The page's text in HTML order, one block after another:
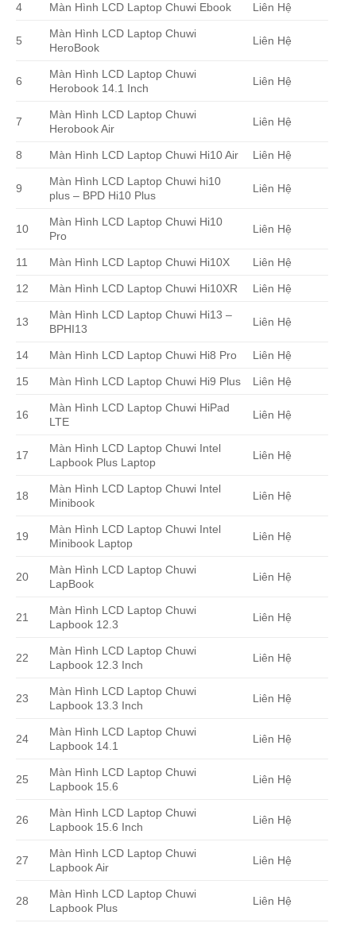
4 Màn Hình LCD Laptop Chuwi Ebook Liên Hệ
5
Màn Hình LCD Laptop Chuwi
HeroBook
Liên Hệ
6
Màn Hình LCD Laptop Chuwi
Herobook 14.1 Inch
Liên Hệ
7
Màn Hình LCD Laptop Chuwi
Herobook Air
Liên Hệ
8 Màn Hình LCD Laptop Chuwi Hi10 Air Liên Hệ
9
Màn Hình LCD Laptop Chuwi hi10
plus – BPD Hi10 Plus
Liên Hệ
10
Màn Hình LCD Laptop Chuwi Hi10
Pro
Liên Hệ
11 Màn Hình LCD Laptop Chuwi Hi10X Liên Hệ
12 Màn Hình LCD Laptop Chuwi Hi10XR Liên Hệ
13
Màn Hình LCD Laptop Chuwi Hi13 –
BPHI13
Liên Hệ
14 Màn Hình LCD Laptop Chuwi Hi8 Pro Liên Hệ
15 Màn Hình LCD Laptop Chuwi Hi9 Plus Liên Hệ
16
Màn Hình LCD Laptop Chuwi HiPad
LTE
Liên Hệ
17
Màn Hình LCD Laptop Chuwi Intel
Lapbook Plus Laptop
Liên Hệ
18
Màn Hình LCD Laptop Chuwi Intel
Minibook
Liên Hệ
19
Màn Hình LCD Laptop Chuwi Intel
Minibook Laptop
Liên Hệ
20
Màn Hình LCD Laptop Chuwi
LapBook
Liên Hệ
21
Màn Hình LCD Laptop Chuwi
Lapbook 12.3
Liên Hệ
22
Màn Hình LCD Laptop Chuwi
Lapbook 12.3 Inch
Liên Hệ
23
Màn Hình LCD Laptop Chuwi
Lapbook 13.3 Inch
Liên Hệ
24
Màn Hình LCD Laptop Chuwi
Lapbook 14.1
Liên Hệ
25
Màn Hình LCD Laptop Chuwi
Lapbook 15.6
Liên Hệ
26
Màn Hình LCD Laptop Chuwi
Lapbook 15.6 Inch
Liên Hệ
27
Màn Hình LCD Laptop Chuwi
Lapbook Air
Liên Hệ
28
Màn Hình LCD Laptop Chuwi
Lapbook Plus
Liên Hệ